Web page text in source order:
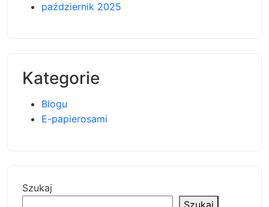
październik 2025
Kategorie
Blogu
E-papierosami
Szukaj
Szukaj